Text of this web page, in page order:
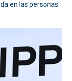
en las personas